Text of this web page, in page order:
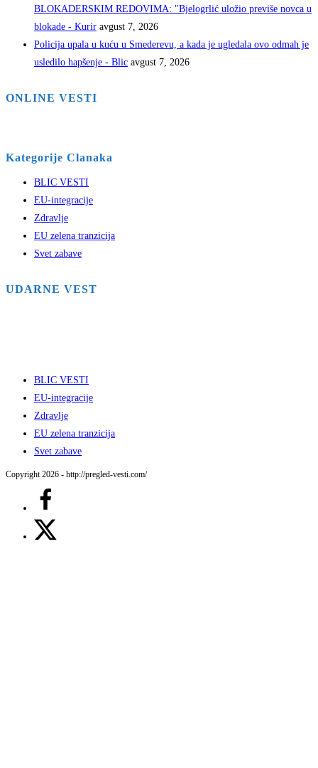
BLOKADERSKIM REDOVIMA: "Bjelogrlić uložio previše novca u
blokade - Kurir avgust 7, 2026
Policija upala u kuću u Smederevu, a kada je ugledala ovo odmah je
usledilo hapšenje - Blic avgust 7, 2026
ONLINE VESTI
Kategorije Clanaka
BLIC VESTI
EU-integracije
Zdravlje
EU zelena tranzicija
Svet zabave
UDARNE VEST
BLIC VESTI
EU-integracije
Zdravlje
EU zelena tranzicija
Svet zabave
Copyright 2026 - http://pregled-vesti.com/